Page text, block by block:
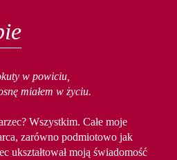
w powiciu,
miałem w życiu.
Wszystkim. Całe moje
zarówno podmiotowo jak
ukształtował moją świadomość